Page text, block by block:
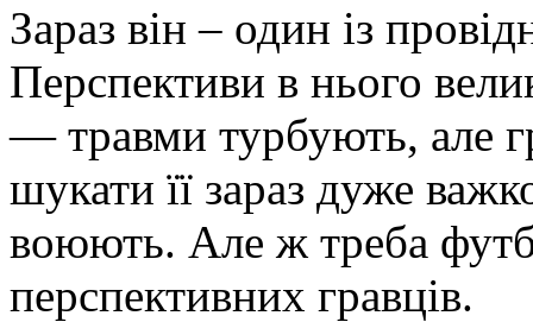
Зараз він – один із
Перспективи в нього
— травми турбують, але
шукати її зараз дуже
воюють. Але ж треба
перспективних гравців.